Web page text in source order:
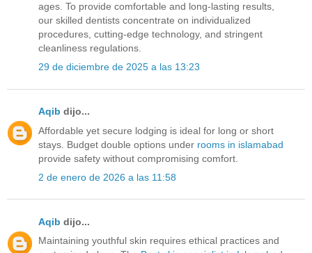
ages. To provide comfortable and long-lasting results,
our skilled dentists concentrate on individualized
procedures, cutting-edge technology, and stringent
cleanliness regulations.
29 de diciembre de 2025 a las 13:23
Aqib dijo...
Affordable yet secure lodging is ideal for long or short
stays. Budget double options under rooms in islamabad
provide safety without compromising comfort.
2 de enero de 2026 a las 11:58
Aqib dijo...
Maintaining youthful skin requires ethical practices and